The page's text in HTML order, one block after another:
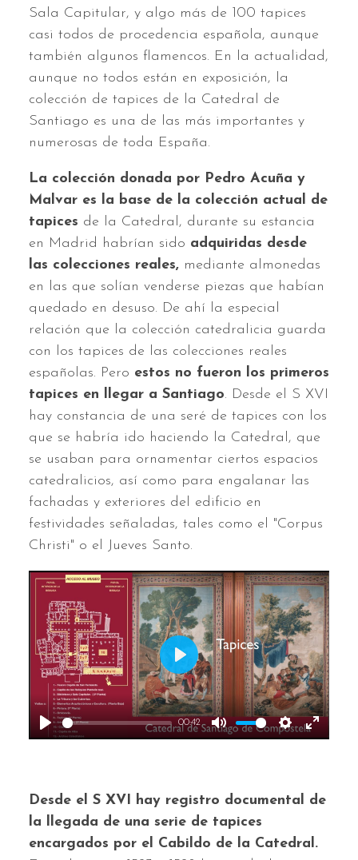
Sala Capitular, y algo más de 100 tapices
casi todos de procedencia española, aunque
también algunos flamencos. En la actualidad,
aunque no todos están en exposición, la
colección de tapices de la Catedral de
Santiago es una de las más importantes y
numerosas de toda España.
La colección donada por Pedro Acuña y
Malvar es la base de la colección actual de
tapices de la Catedral, durante su estancia
en Madrid habrían sido adquiridas desde
las colecciones reales, mediante almonedas
en las que solían venderse piezas que habían
quedado en desuso. De ahí la especial
relación que la colección catedralicia guarda
con los tapices de las colecciones reales
españolas. Pero estos no fueron los primeros
tapices en llegar a Santiago. Desde el S XVI
hay constancia de una seré de tapices con los
que se habría ido haciendo la Catedral, que
se usaban para ornamentar ciertos espacios
catedralicios, así como para engalanar las
fachadas y exteriores del edificio en
festividades señaladas, tales como el "Corpus
Christi" o el Jueves Santo.
Play
00:42
Mute Settings
Enter
Play
Desde el S XVI hay registro documental de
la llegada de una serie de tapices
encargados por el Cabildo de la Catedral.